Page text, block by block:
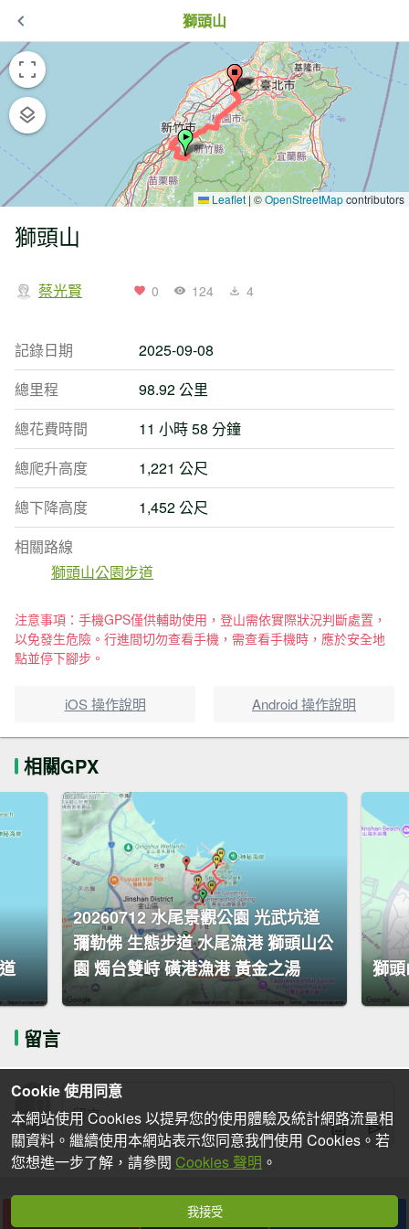
獅頭山
Leaflet | ©OpenStreetMapcontributors
獅頭山
蔡光賢 0 124 4
記錄日期
2025-09-08
總里程
98.92 公里
總花費時間
11 小時 58 分鐘
總爬升高度
1,221 公尺
總下降高度
1,452 公尺
相關路線
獅頭山公園步道
注意事項：手機GPS僅供輔助使用，登山需依實際狀況判斷處置，
以免發生危險。行進間切勿查看手機，需查看手機時，應於安全地
點並停下腳步。
iOS 操作說明 Android 操作說明
相關GPX
20260712 水尾景觀公園 光武坑道
彌勒佛 生態步道 水尾漁港 獅頭山公
園 燭台雙峙 磺港漁港 黃金之湯
獅
留言
下載
Cookie 使用同意
本網站使用 Cookies 以提昇您的使用體驗及統計網路流量相
關資料。繼續使用本網站表示您同意我們使用 Cookies。若
您想進一步了解，請參閱 Cookies 聲明 。
我接受